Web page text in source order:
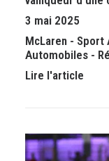
3 mai 2025
McLaren - Sport
Automobiles -
Lire l'article